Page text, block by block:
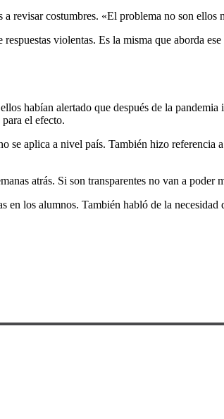
revisar costumbres. «El problema no son ellos
violentas. Es la misma que aborda
habían alertado que después de la pandemia
el efecto.
se aplica a nivel país. También hizo referencia
atrás. Si son transparentes no van a poder
en los alumnos. También habló de la